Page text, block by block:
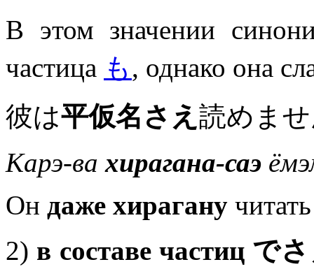
В этом значении
частица も , однако она
彼は平仮名さえ 読めま
Карэ-вахирагана-саэ
Он даже хирагану
2) в составе частиц で